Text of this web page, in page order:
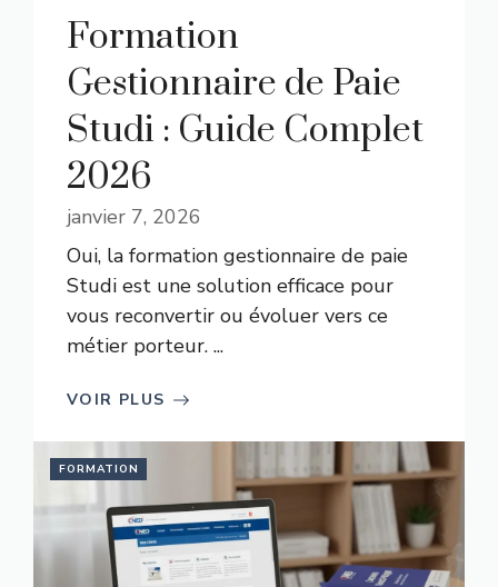
Formation
Gestionnaire de Paie
Studi : Guide Complet
2026
janvier 7, 2026
Oui, la formation gestionnaire de paie
Studi est une solution efficace pour
vous reconvertir ou évoluer vers ce
métier porteur. ...
VOIR PLUS
FORMATION